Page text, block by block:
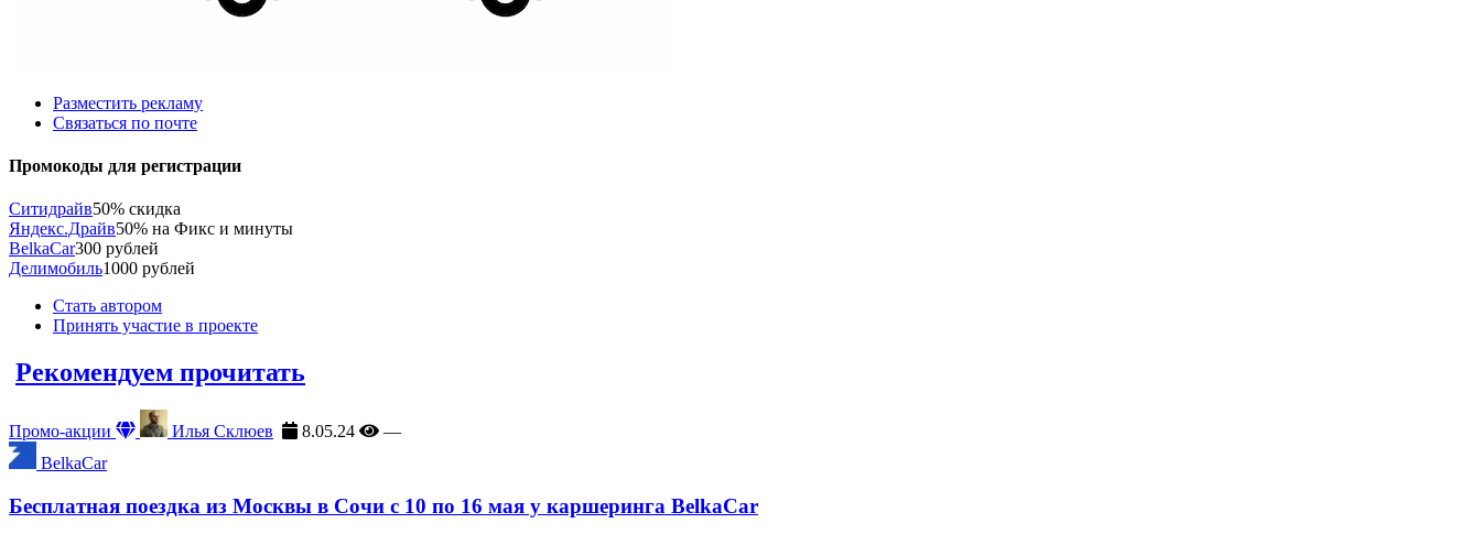
Разместить рекламу
Связаться по почте
Промокоды для регистрации
Ситидрайв50% скидка
Яндекс.Драйв50% на Фикс и минуты
BelkaCar300 рублей
Делимобиль1000 рублей
Стать автором
Принять участие в проекте
Рекомендуем прочитать
Промо-акции Илья Склюев 8.05.24
—
BelkaCar
Бесплатная поездка из Москвы в Сочи с 10 по 16 мая у каршеринга BelkaCar